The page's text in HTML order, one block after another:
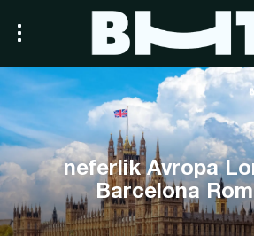
2 neferlik Avropa
Barcelona